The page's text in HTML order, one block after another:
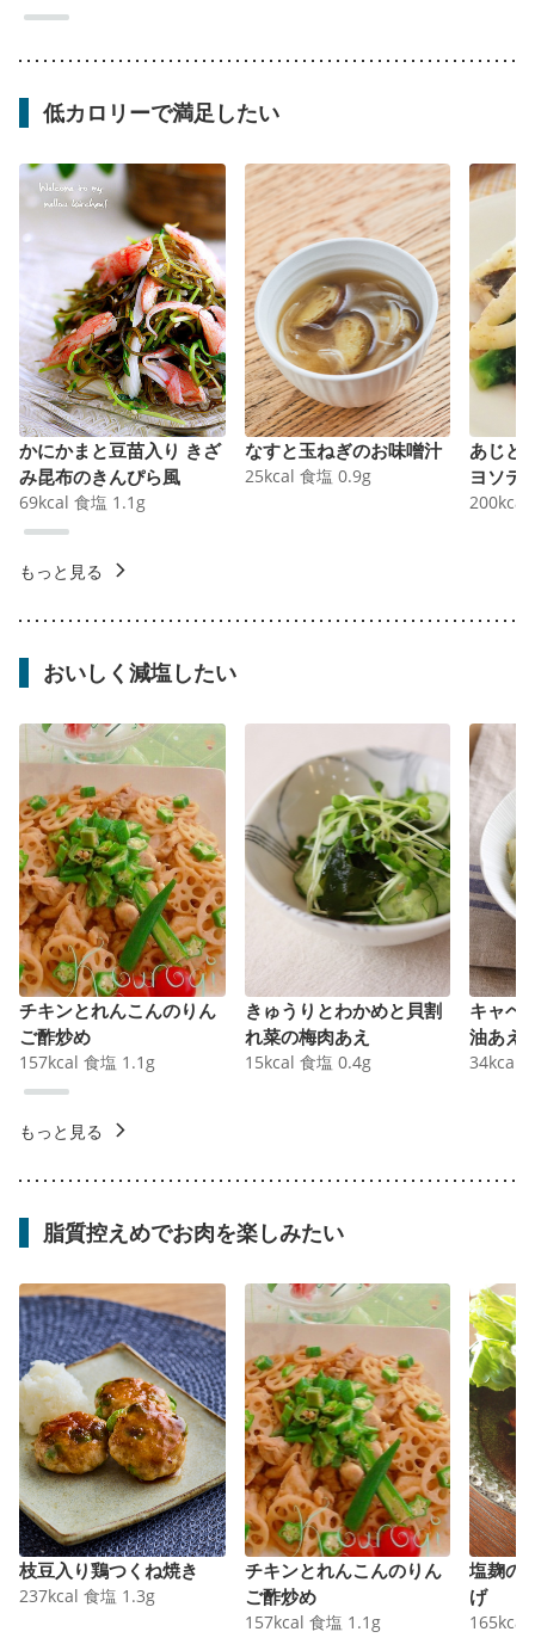
低カロリーで満足したい
かにかまと豆苗入り きざ
み昆布のきんぴら風
69kcal 食塩 1.1 g
なすと玉ねぎのお味噌汁
25kcal 食塩 0.9g
あじと
ヨソテ
200kcal
もっと見る
おいしく減塩したい
チキンとれんこんのりん
ご酢炒め
157kcal 食塩 1.1 g
きゅうりとわかめと貝割
れ菜の梅肉あえ
15kcal 食塩 0.4g
キャベ
油あえ
34kcal
もっと見る
脂質控えめでお肉を楽しみたい
枝豆入り鶏つくね焼き
237kcal 食塩 1.3g
チキンとれんこんのりん
ご酢炒め
157kcal 食塩 1.1 g
塩麹の
げ
165kcal